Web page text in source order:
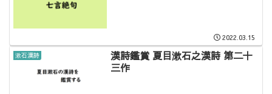
2022.03.15
漱石漢詩
漢詩鑑賞 夏目漱石之漢詩 第二十
三作